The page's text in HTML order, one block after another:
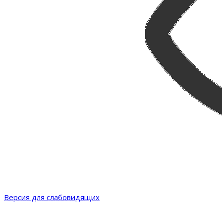
Версия для слабовидящих